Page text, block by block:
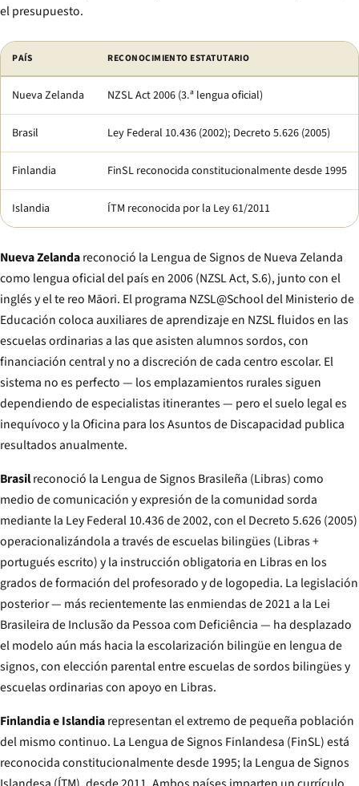
el presupuesto.
Comparación de países con sistemas de educación para sordos que
PAÍS RECONOCIMIENTO ESTATUTARIO
Nueva Zelanda NZSL Act 2006 (3.ª lengua oficial)
Brasil Ley Federal 10.436 (2002); Decreto 5.626 (2005)
Finlandia FinSL reconocida constitucionalmente desde 1995
Islandia ÍTM reconocida por la Ley 61/2011
Nueva Zelandareconoció la Lengua de Signos de Nueva Zelanda
como lengua oficial del país en 2006 (NZSL Act, S.6), junto con el
inglés y el te reo Māori. El programa NZSL@School del Ministerio de
Educación coloca auxiliares de aprendizaje en NZSL fluidos en las
escuelas ordinarias a las que asisten alumnos sordos, con
financiación central y no a discreción de cada centro escolar. El
sistema no es perfecto — los emplazamientos rurales siguen
dependiendo de especialistas itinerantes — pero el suelo legal es
inequívoco y la Oficina para los Asuntos de Discapacidad publica
resultados anualmente.
Brasilreconoció la Lengua de Signos Brasileña (Libras) como
medio de comunicación y expresión de la comunidad sorda
mediante la Ley Federal 10.436 de 2002, con el Decreto 5.626 (2005)
operacionalizándola a través de escuelas bilingües (Libras +
portugués escrito) y la instrucción obligatoria en Libras en los
grados de formación del profesorado y de logopedia. La legislación
posterior — más recientemente las enmiendas de 2021 a la Lei
Brasileira de Inclusão da Pessoa com Deficiência — ha desplazado
el modelo aún más hacia la escolarización bilingüe en lengua de
signos, con elección parental entre escuelas de sordos bilingües y
escuelas ordinarias con apoyo en Libras.
Finlandia e Islandiarepresentan el extremo de pequeña población
del mismo continuo. La Lengua de Signos Finlandesa (FinSL) está
reconocida constitucionalmente desde 1995; la Lengua de Signos